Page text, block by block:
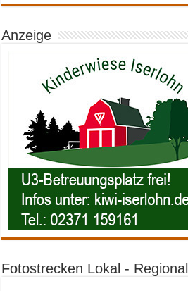
Anzeige
Fotostrecken Lokal - Regional